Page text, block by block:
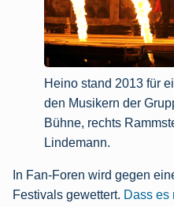
Heino stand 2013 für
den Musikern der
Bühne, rechts
Lindemann.
In Fan-Foren wird gegen
Festivals gewettert. Dass es